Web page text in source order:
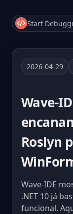
Start
2026-04-29
Wave-
Roslyn
Wave-IDE
.NET 10 já
funcional.